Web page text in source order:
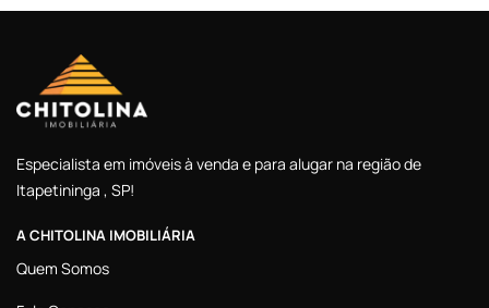
Especialista em imóveis à venda e para alugar na região de
Itapetininga , SP!
A CHITOLINA IMOBILIÁRIA
Quem Somos